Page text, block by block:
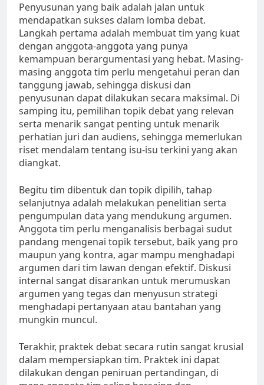
Penyusunan yang baik adalah jalan untuk
mendapatkan sukses dalam lomba debat.
Langkah pertama adalah membuat tim yang kuat
dengan anggota-anggota yang punya
kemampuan berargumentasi yang hebat. Masing-
masing anggota tim perlu mengetahui peran dan
tanggung jawab, sehingga diskusi dan
penyusunan dapat dilakukan secara maksimal. Di
samping itu, pemilihan topik debat yang relevan
serta menarik sangat penting untuk menarik
perhatian juri dan audiens, sehingga memerlukan
riset mendalam tentang isu-isu terkini yang akan
diangkat.
Begitu tim dibentuk dan topik dipilih, tahap
selanjutnya adalah melakukan penelitian serta
pengumpulan data yang mendukung argumen.
Anggota tim perlu menganalisis berbagai sudut
pandang mengenai topik tersebut, baik yang pro
maupun yang kontra, agar mampu menghadapi
argumen dari tim lawan dengan efektif. Diskusi
internal sangat disarankan untuk merumuskan
argumen yang tegas dan menyusun strategi
menghadapi pertanyaan atau bantahan yang
mungkin muncul.
Terakhir, praktek debat secara rutin sangat krusial
dalam mempersiapkan tim. Praktek ini dapat
dilakukan dengan peniruan pertandingan, di